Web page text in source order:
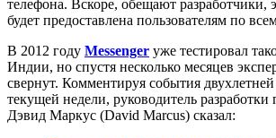
телефона. Вскоре, обещают разработчики,
будет предоставлена пользователям по
В 2012 году Messenger уже тестировал
Индии, но спустя несколько месяцев
свернут. Комментируя события
текущей недели, руководитель
Дэвид Маркус (David Marcus) сказал: